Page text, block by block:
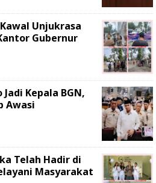
Unjukrasa
Gubernur
Kepala BGN,
Awasi
Telah Hadir di
Masyarakat